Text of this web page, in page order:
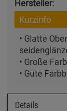
Hersteller:
Kurzinfo
• Glatte
• Große
• Gute
Details